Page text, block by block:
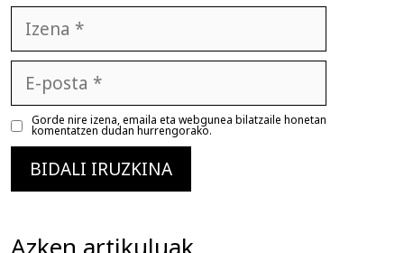
posta
Gorde nire izena, emaila eta webgunea bilatzaile honetan
komentatzen dudan hurrengorako.